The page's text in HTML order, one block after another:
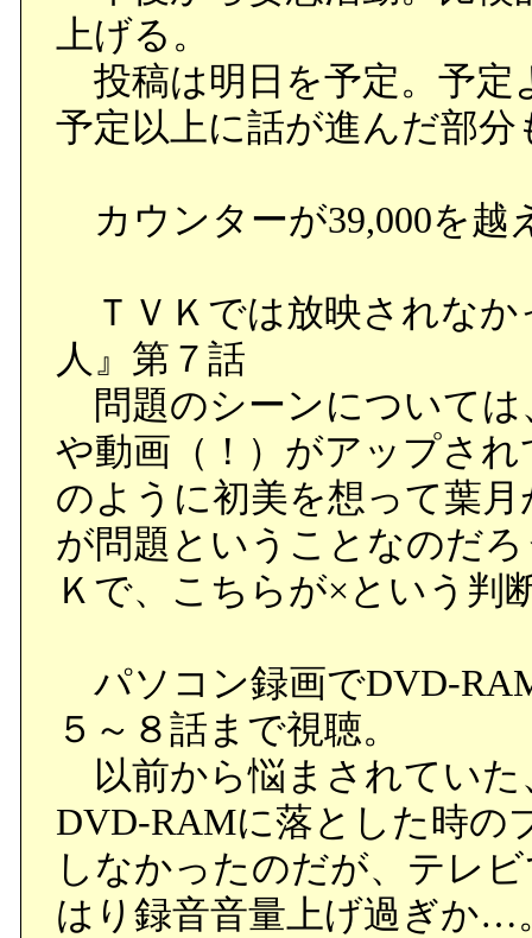
リュシーは、責任を感じ
女の子が男を見舞いに行
チマキへのお見舞いとし
ーランドは月の被爆量は
○にぶそうなチェンシン
の話に敏感。（今後の話
考え過ぎだろうと思った
○謎の月面林檎。放射線
たら…。ちなみに不味か
ノと出会う。九十九里浜
クで走っていた頃のこと
キの海を見てみたいと言
○ジュースの自販機。そ
だと、缶が飛び跳ねるか
上げる。
投稿は明日を予定。予定
予定以上に話が進んだ部分
カウンターが39,000を越
ＴＶＫでは放映されなか
人』第７話
問題のシーンについては
や動画（！）がアップさ
のように初美を想って葉
が問題ということなのだ
Ｋで、こちらが×という判
パソコン録画でDVD-
５～８話まで視聴。
以前から悩まされていた
DVD-RAMに落とした時の
しなかったのだが、テレ
はり録音音量上げ過ぎか…